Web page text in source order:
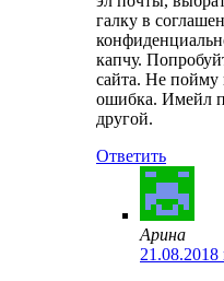
галку в
капчу.
сайта. Не пойму
ошибка. Имейл
другой.
Ответить
Арина
21.08.2018